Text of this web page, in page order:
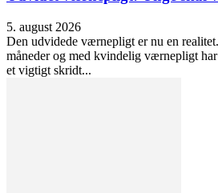
5. august 2026
Den udvidede værnepligt er nu en
måneder og med kvindelig værnepligt
et vigtigt skridt...